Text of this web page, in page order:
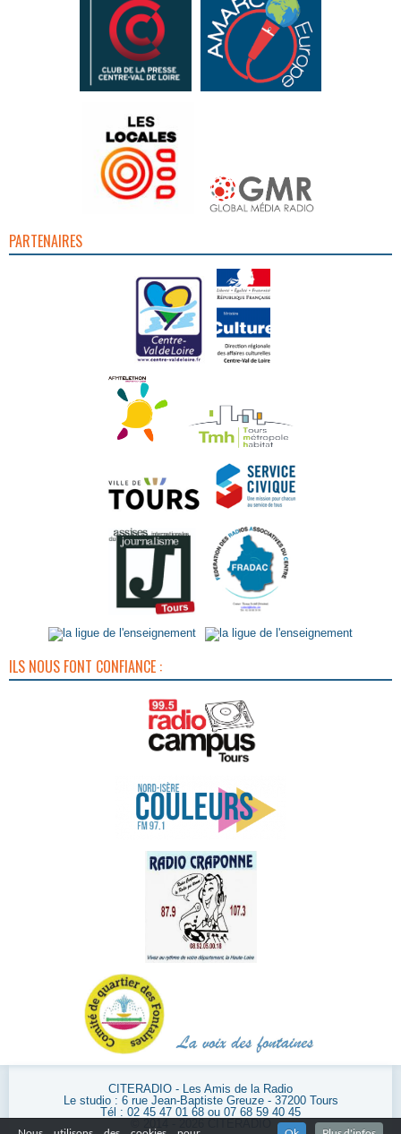
PARTENAIRES
ILS NOUS FONT CONFIANCE :
CITERADIO - Les Amis de la Radio
Le studio : 6 rue Jean-Baptiste Greuze - 37200 Tours
Tél : 02 45 47 01 68 ou 07 68 59 40 45